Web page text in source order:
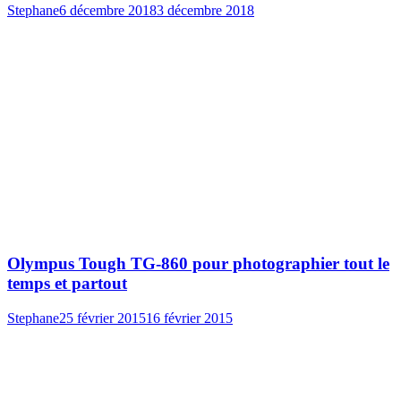
Stephane6 décembre 20183 décembre 2018
Olympus Tough TG-860 pour photographier tout le
temps et partout
Stephane25 février 201516 février 2015